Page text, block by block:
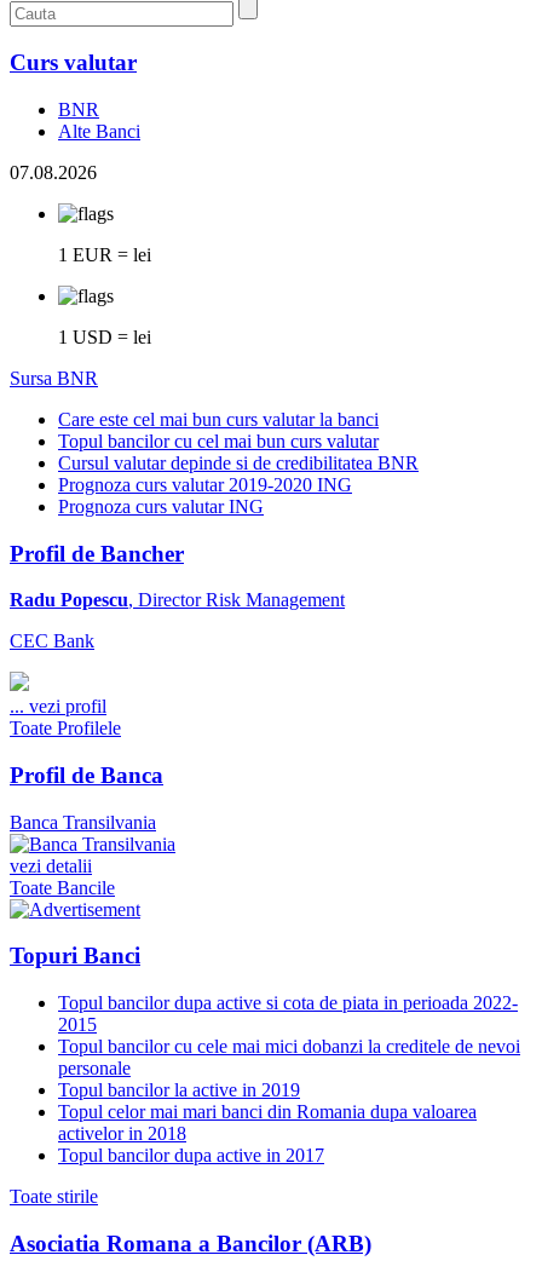
Curs valutar
BNR
Alte Banci
07.08.2026
1 EUR = lei
1 USD = lei
Sursa BNR
Care este cel mai bun curs valutar la banci
Topul bancilor cu cel mai bun curs valutar
Cursul valutar depinde si de credibilitatea BNR
Prognoza curs valutar 2019-2020 ING
Prognoza curs valutar ING
Profil de Bancher
Radu Popescu, Director Risk Management
CEC Bank
... vezi profil
Toate Profilele
Profil de Banca
Banca Transilvania
vezi detalii
Toate Bancile
Topuri Banci
Topul bancilor dupa active si cota de piata in perioada 2022-
2015
Topul bancilor cu cele mai mici dobanzi la creditele de nevoi
personale
Topul bancilor la active in 2019
Topul celor mai mari banci din Romania dupa valoarea
activelor in 2018
Topul bancilor dupa active in 2017
Toate stirile
Asociatia Romana a Bancilor (ARB)